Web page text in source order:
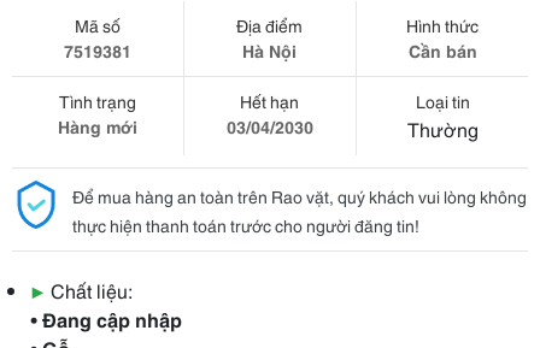
Mã số
7519381
Địa điểm
Hà Nội
Hình thức
Cần bán
Tình trạng
Hàng mới
Hết hạn
03/04/2030
Loại tin
Thường
Để mua hàng an toàn trên Rao vặt, quý khách vui lòng không
thực hiện thanh toán trước cho người đăng tin!
▶ Chất liệu:
• Đang cập nhập